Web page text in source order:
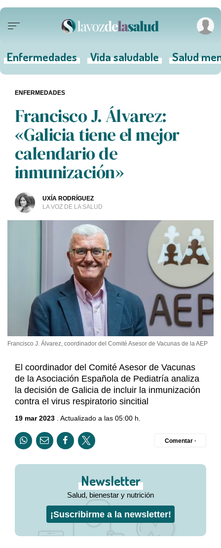
Enfermedades Vida saludable Salud
Francisco J. Álvarez:
«Galicia tiene el mejor
calendario de
inmunización»
UXÍA RODRÍGUEZ
LA VOZ DE LA SALUD
ENFERMEDADES
Francisco J. Álvarez, coordinador del Comité Asesor de Vacunas de la AEP
El coordinador del Comité Asesor de Vacunas
de la Asociación Española de Pediatría analiza
la decisión de Galicia de incluir la inmunización
contra el virus respiratorio sincitial
19 mar 2023 . Actualizado a las 05:00 h.
Comentar ·
Newsletter
Salud, bienestar y nutrición
¡Suscribirme a la newsletter!